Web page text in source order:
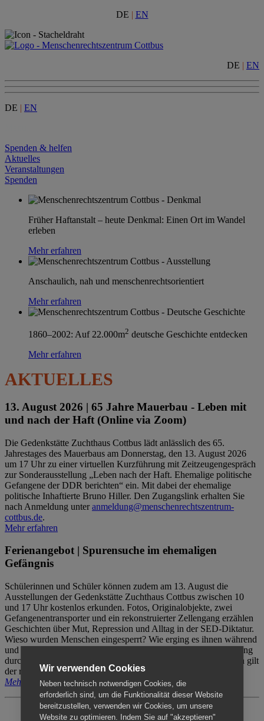
DE | EN
DE | EN
DE | EN
Spenden & helfen
Aktuelles
Veranstaltungen
Spenden
Früher Haftanstalt – heute Denkmal: Einen Ort im Wandel
erleben
Mehr erfahren
Anschaulich, nah und menschenrechtsorientiert
Mehr erfahren
1860–2002: Auf 22.000m2 deutsche Geschichte entdecken
Mehr erfahren
AKTUELLES
13. August 2026 | 65 Jahre Mauerbau - Leben mit
und nach der Haft (Online via Zoom)
Die Gedenkstätte Zuchthaus Cottbus lädt anlässlich des 65.
Jahrestages des Mauerbaus am Donnerstag, den 13. August 2026
um 17 Uhr zu einer virtuellen Kurzführung mit Zeitzeugengespräch
zur Sonderausstellung „Leben nach der Haft. Ehemalige politische
Gefangene der DDR berichten“ ein. Mit dabei der ehemalige
politische Inhaftierte Bruno Hiller. Den Zugangslink erhalten Sie
nach Anmeldung unteranmeldung@menschenrechtszentrum-
cottbus.de.
Mehr erfahren
Ferienangebot | Spurensuche im ehemaligen
Gefängnis
Schülerinnen und Schüler können zudem am 13. August die
Ausstellungen der Gedenkstätte Zuchthaus Cottbus zwischen 10
und 17 Uhr kostenlos erkunden. Fotos, Originalobjekte, zwei
Gefangenentransporter und ein rekonstruierter Zellengang erzählen
Geschichten über Mut, Repression und Alltag in der SED-Diktatur.
Wieso wurden Menschen eingesperrt? Wie erging es ihnen während
und nach der Haft? Der Besuch erfolgt individuell ohne Betreuung
durch das Menschenrechtszentrum Cottbus. Für Begleitpersonen gilt
der reguläre Eintritt (8€ / ermäßigt 5€).
Mehr erfahren
Wir verwenden Cookies
Neben technisch notwendigen Cookies, die
erforderlich sind, um die Funktionalität dieser Website
bereitzustellen, verwenden wir Cookies, um unsere
Website zu optimieren. Indem Sie auf "akzeptieren"